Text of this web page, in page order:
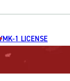
K-1 LICENSE